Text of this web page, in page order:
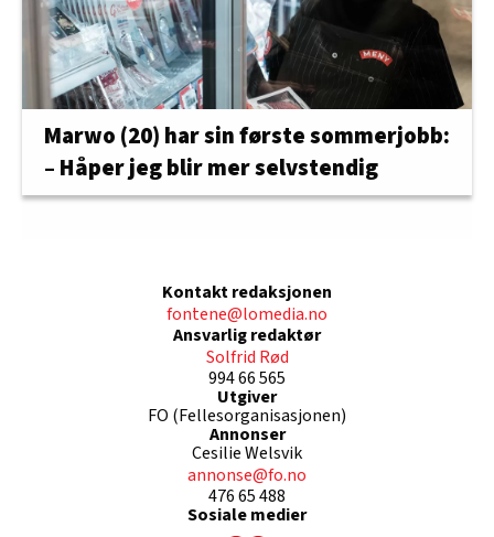
Marwo (20) har sin første sommerjobb:
– Håper jeg blir mer selvstendig
Kontakt redaksjonen
fontene@lomedia.no
Ansvarlig redaktør
Solfrid Rød
994 66 565
Utgiver
FO (Fellesorganisasjonen)
Annonser
Cesilie Welsvik
annonse@fo.no
476 65 488
Sosiale medier